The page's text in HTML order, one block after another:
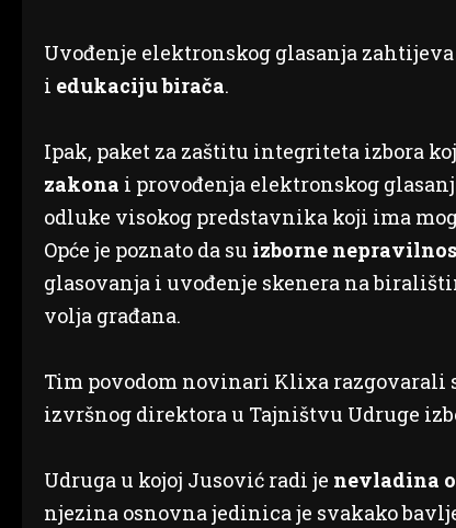
Uvođenje elektronskog glasanja
i edukaciju birača.
Ipak, paket za zaštitu integriteta izbora
zakona i provođenja elektronskog
odluke visokog predstavnika koji ima
Opće je poznato da su izborne
glasovanja i uvođenje skenera na
volja građana.
Tim povodom novinari Klixa razgovarali
izvršnog direktora u Tajništvu Udruge
Udruga u kojoj Jusović radi je nevladina
njezina osnovna jedinica je svakako